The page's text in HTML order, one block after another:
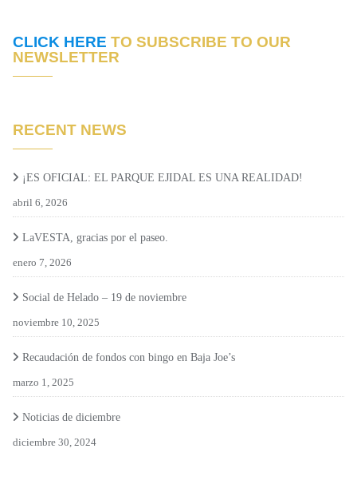
CLICK HERE TO SUBSCRIBE TO OUR
NEWSLETTER
RECENT NEWS
¡ES OFICIAL: EL PARQUE EJIDAL ES UNA REALIDAD!
abril 6, 2026
LaVESTA, gracias por el paseo.
enero 7, 2026
Social de Helado – 19 de noviembre
noviembre 10, 2025
Recaudación de fondos con bingo en Baja Joe’s
marzo 1, 2025
Noticias de diciembre
diciembre 30, 2024